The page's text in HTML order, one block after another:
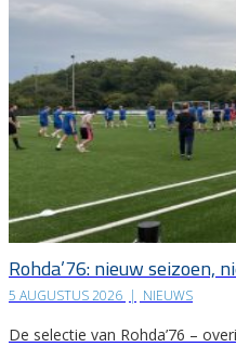
Rohda’76: nieuw seizoen,
5 AUGUSTUS 2026 | NIEUWS
De selectie van Rohda’76 –